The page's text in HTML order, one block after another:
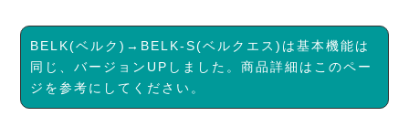
BELK(ベルク)→BELK-S(ベルクエス)は基本機能は
同じ、バージョンUPしました。商品詳細はこのペー
ジを参考にしてください。